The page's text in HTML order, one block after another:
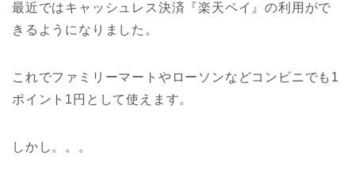
最近ではキャッシュレス決済『楽天ペイ』の利用がで
きるようになりました。
これでファミリーマートやローソンなどコンビニでも1
ポイント1円として使えます。
しかし。。。